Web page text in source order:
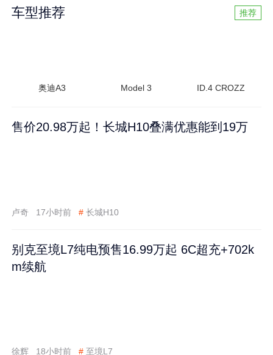
车型推荐 推荐
奥迪A3 Model 3 ID.4 CROZZ
售价20.98万起！长城H10叠满优惠能到19万
卢奇 17小时前 # 长城H10
别克至境L7纯电预售16.99万起 6C超充+702k
m续航
徐辉 18小时前 # 至境L7